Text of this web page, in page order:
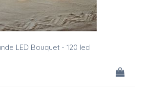
LED Bouquet - 120 led